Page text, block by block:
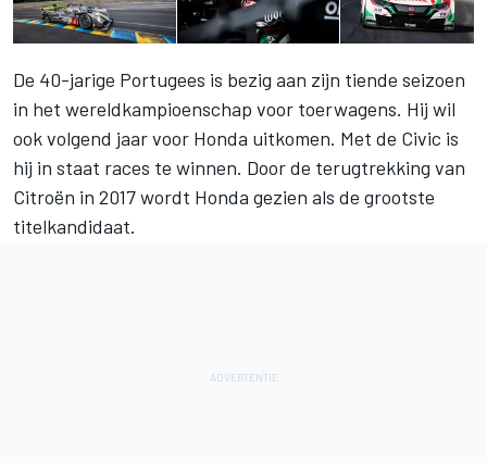
De 40-jarige Portugees is bezig aan zijn tiende seizoen
in het wereldkampioenschap voor toerwagens. Hij wil
ook volgend jaar voor Honda uitkomen. Met de Civic is
hij in staat races te winnen. Door de terugtrekking van
Citroën in 2017 wordt Honda gezien als de grootste
titelkandidaat.